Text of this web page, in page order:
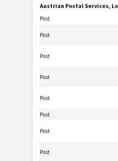
Austrian Postal Services,
Post
Post
Post
Post
Post
Post
Post
Post